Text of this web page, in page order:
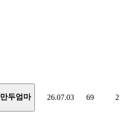
만두엄마 26.07.03 69 2